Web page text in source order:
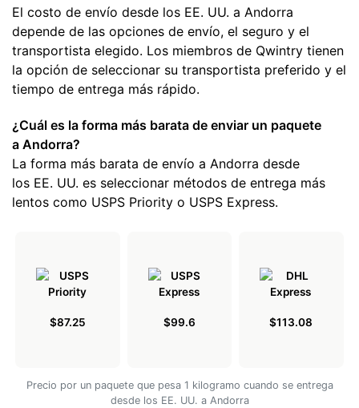
El costo de envío desde los EE. UU. a Andorra
depende de las opciones de envío, el seguro y el
transportista elegido. Los miembros de Qwintry tienen
la opción de seleccionar su transportista preferido y el
tiempo de entrega más rápido.
¿Cuál es la forma más barata de enviar un paquete
a Andorra?
La forma más barata de envío a Andorra desde
los EE. UU. es seleccionar métodos de entrega más
lentos como USPS Priority o USPS Express.
$87.25 $99.6 $113.08
Precio por un paquete que pesa 1 kilogramo cuando se entrega
desde los EE. UU. a Andorra